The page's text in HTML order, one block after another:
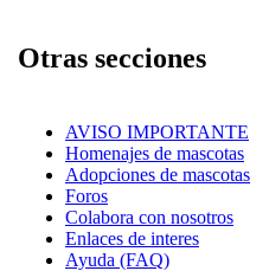
Otras secciones
AVISO IMPORTANTE
Homenajes de mascotas
Adopciones de mascotas
Foros
Colabora con nosotros
Enlaces de interes
Ayuda (FAQ)